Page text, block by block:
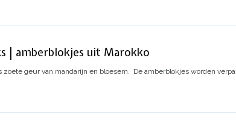
| amberblokjes uit Marokko
zoete geur van mandarijn en bloesem. De amberblokjes worden